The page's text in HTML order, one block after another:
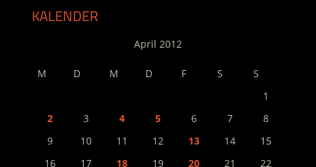
KALENDER
April 2012
M D M D F S
S
1
2
3 4 5 6 7
8
9
10 11 12 13 14
15
16
17 18 19 20 21
22